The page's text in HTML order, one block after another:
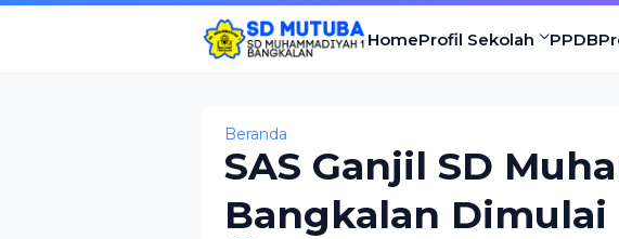
HomeProfil Sekolah PPDB
Beranda
SAS Ganjil SD
Bangkalan Dimulai